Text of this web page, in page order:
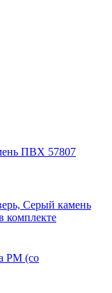
ПВХ 57807
Серый камень
комплекте
РМ (со